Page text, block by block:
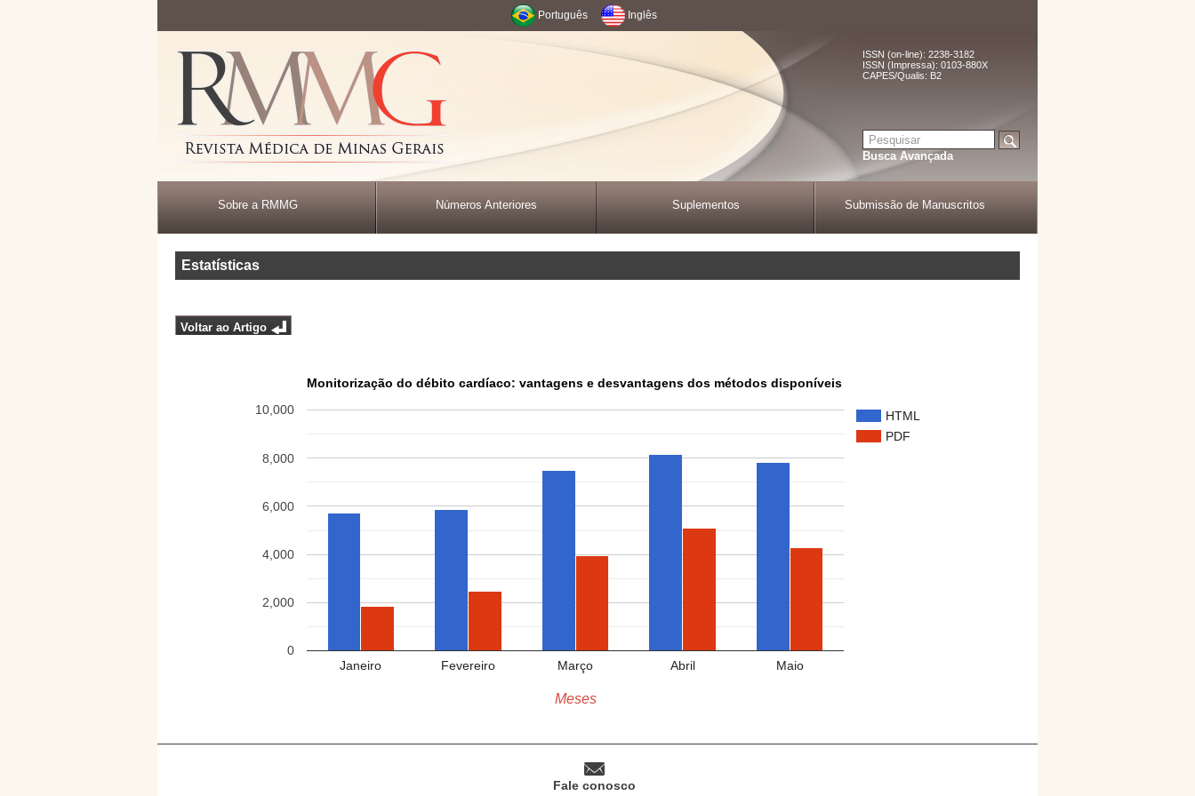
Português Inglês
ISSN (on-line): 2238-3182
ISSN (Impressa): 0103-880X
CAPES/Qualis: B2
Busca Avançada
Sobre a RMMG Números Anteriores Suplementos Submissão de Manuscritos
Estatísticas
Voltar ao Artigo
Monitorização do débito cardíaco: vantagens e desvantagens dos métodos disponíveis
HTML
PDF
Janeiro Fevereiro Março Abril Maio
0
2,000
4,000
6,000
8,000
10,000
Meses
Fale conosco